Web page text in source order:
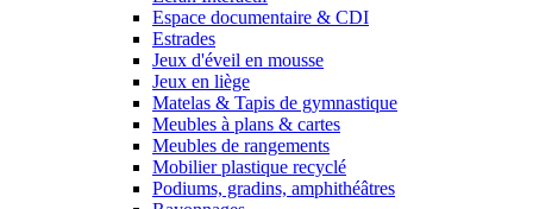
Espace documentaire & CDI
Estrades
Jeux d'éveil en mousse
Jeux en liège
Matelas & Tapis de gymnastique
Meubles à plans & cartes
Meubles de rangements
Mobilier plastique recyclé
Podiums, gradins, amphithéâtres